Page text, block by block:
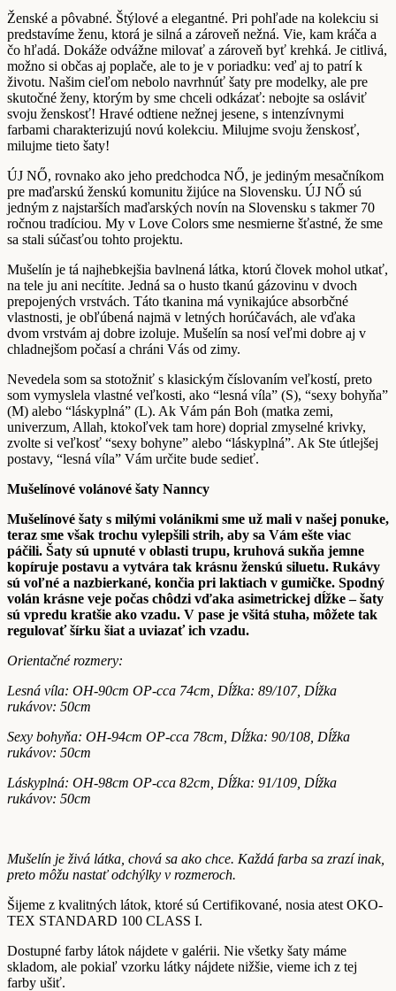
Ženské a pôvabné. Štýlové a elegantné. Pri pohľade na kolekciu si
predstavíme ženu, ktorá je silná a zároveň nežná. Vie, kam kráča a
čo hľadá. Dokáže odvážne milovať a zároveň byť krehká. Je citlivá,
možno si občas aj poplače, ale to je v poriadku: veď aj to patrí k
životu. Našim cieľom nebolo navrhnúť šaty pre modelky, ale pre
skutočné ženy, ktorým by sme chceli odkázať: nebojte sa osláviť
svoju ženskosť! Hravé odtiene nežnej jesene, s intenzívnymi
farbami charakterizujú novú kolekciu. Milujme svoju ženskosť,
milujme tieto šaty!
ÚJ NŐ, rovnako ako jeho predchodca NŐ, je jediným mesačníkom
pre maďarskú ženskú komunitu žijúce na Slovensku. ÚJ NŐ sú
jedným z najstarších maďarských novín na Slovensku s takmer 70
ročnou tradíciou. My v Love Colors sme nesmierne šťastné, že sme
sa stali súčasťou tohto projektu.
Mušelín je tá najhebkejšia bavlnená látka, ktorú človek mohol utkať,
na tele ju ani necítite. Jedná sa o husto tkanú gázovinu v dvoch
prepojených vrstvách. Táto tkanina má vynikajúce absorbčné
vlastnosti, je obľúbená najmä v letných horúčavách, ale vďaka
dvom vrstvám aj dobre izoluje. Mušelín sa nosí veľmi dobre aj v
chladnejšom počasí a chráni Vás od zimy.
Nevedela som sa stotožniť s klasickým číslovaním veľkostí, preto
som vymyslela vlastné veľkosti, ako “lesná víla” (S), “sexy bohyňa”
(M) alebo “láskyplná” (L). Ak Vám pán Boh (matka zemi,
univerzum, Allah, ktokoľvek tam hore) doprial zmyselné krivky,
zvolte si veľkosť “sexy bohyne” alebo “láskyplná”. Ak Ste útlejšej
postavy, “lesná víla” Vám určite bude sedieť.
Mušelínové volánové šaty Nanncy
Mušelínové šaty s milými volánikmi sme už mali v našej ponuke,
teraz sme však trochu vylepšili strih, aby sa Vám ešte viac
páčili. Šaty sú upnuté v oblasti trupu, kruhová sukňa jemne
kopíruje postavu a vytvára tak krásnu ženskú siluetu. Rukávy
sú voľné a nazbierkané, končia pri laktiach v gumičke. Spodný
volán krásne veje počas chôdzi vďaka asimetrickej dĺžke – šaty
sú vpredu kratšie ako vzadu. V pase je všitá stuha, môžete tak
regulovať šírku šiat a uviazať ich vzadu.
Orientačné rozmery:
Lesná víla: OH-90cm OP-cca 74cm, Dĺžka: 89/107, Dĺžka
rukávov: 50cm
Sexy bohyňa: OH-94cm OP-cca 78cm, Dĺžka: 90/108, Dĺžka
rukávov: 50cm
Láskyplná: OH-98cm OP-cca 82cm, Dĺžka: 91/109, Dĺžka
rukávov: 50cm
Mušelín je živá látka, chová sa ako chce. Každá farba sa zrazí inak,
preto môžu nastať odchýlky v rozmeroch.
Šijeme z kvalitných látok, ktoré sú Certifikované, nosia atest OKO-
TEX STANDARD 100 CLASS I.
Dostupné farby látok nájdete v galérii. Nie všetky šaty máme
skladom, ale pokiaľ vzorku látky nájdete nižšie, vieme ich z tej
farby ušiť.